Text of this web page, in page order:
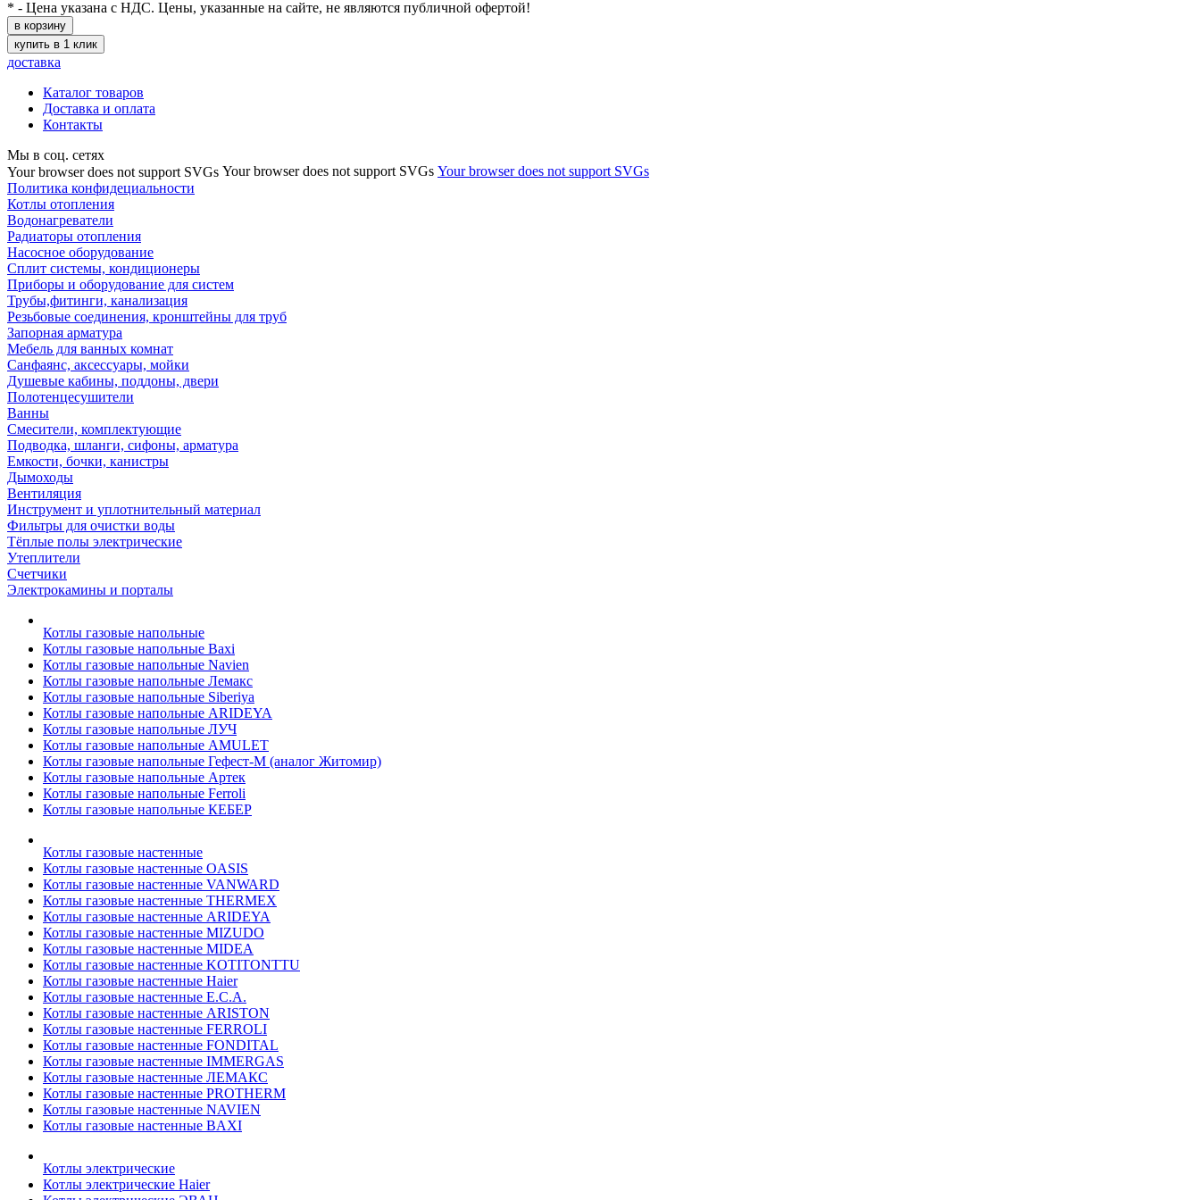
* - Цена указана с НДС. Цены, указанные на сайте, не являются публичной офертой!
в корзину
купить в 1 клик
доставка
Каталог товаров
Доставка и оплата
Контакты
Мы в соц. сетях
Your browser does not support SVGs Your browser does not support SVGs Your browser does not support SVGs
Политика конфидециальности
Котлы отопления
Водонагреватели
Радиаторы отопления
Насосное оборудование
Сплит системы, кондиционеры
Приборы и оборудование для систем
Трубы,фитинги, канализация
Резьбовые соединения, кронштейны для труб
Запорная арматура
Мебель для ванных комнат
Санфаянс, аксессуары, мойки
Душевые кабины, поддоны, двери
Полотенцесушители
Ванны
Смесители, комплектующие
Подводка, шланги, сифоны, арматура
Емкости, бочки, канистры
Дымоходы
Вентиляция
Инструмент и уплотнительный материал
Фильтры для очистки воды
Тёплые полы электрические
Утеплители
Счетчики
Электрокамины и порталы
Котлы газовые напольные
Котлы газовые напольные Baxi
Котлы газовые напольные Navien
Котлы газовые напольные Лемакс
Котлы газовые напольные Siberiya
Котлы газовые напольные ARIDEYA
Котлы газовые напольные ЛУЧ
Котлы газовые напольные AMULET
Котлы газовые напольные Гефест-М (аналог Житомир)
Котлы газовые напольные Артек
Котлы газовые напольные Ferroli
Котлы газовые напольные КЕБЕР
Котлы газовые настенные
Котлы газовые настенные OASIS
Котлы газовые настенные VANWARD
Котлы газовые настенные THERMEX
Котлы газовые настенные ARIDEYA
Котлы газовые настенные MIZUDO
Котлы газовые настенные MIDEA
Котлы газовые настенные KOTITONTTU
Котлы газовые настенные Haier
Котлы газовые настенные E.C.A.
Котлы газовые настенные ARISTON
Котлы газовые настенные FERROLI
Котлы газовые настенные FONDITAL
Котлы газовые настенные IMMERGAS
Котлы газовые настенные ЛЕМАКС
Котлы газовые настенные PROTHERM
Котлы газовые настенные NAVIEN
Котлы газовые настенные BAXI
Котлы электрические
Котлы электрические Haier